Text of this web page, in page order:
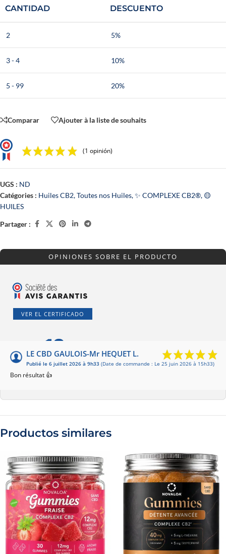
CANTIDAD DESCUENTO
2 5%
3 - 4 10%
5 - 99 20%
Comparar Ajouter à la liste de souhaits
(1 opinión)
UGS : ND
Catégories : Huiles CB2,Toutes nos Huiles,✨ COMPLEXE CB2®, 🟡
HUILES
Partager :
OPINIONES SOBRE EL PRODUCTO
VER EL CERTIFICADO
10/10
Basado en 1 opinión
LE CBD GAULOIS-Mr HEQUET L.
Publié le 6 juillet 2026 à 9h33 (Date de commande : Le 25 juin 2026 à 15h33)
Bon résultat 👍
Productos similares